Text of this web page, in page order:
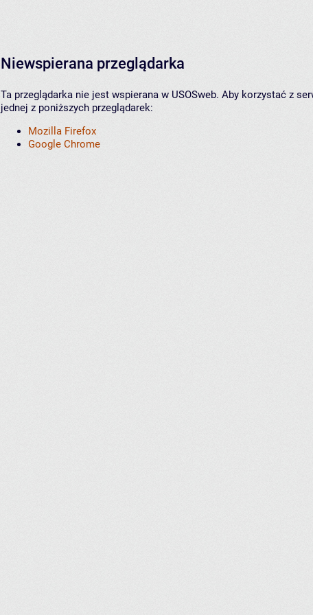
Niewspierana przeglądarka
Ta przeglądarka nie jest wspierana w USOSweb. Aby korzystać z
jednej z poniższych przeglądarek:
Mozilla Firefox
Google Chrome